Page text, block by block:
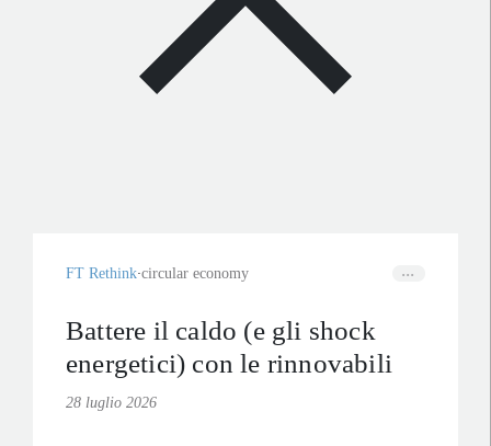
FT Rethink circular economy
Battere il caldo (e gli shock
energetici) con le rinnovabili
28 luglio 2026